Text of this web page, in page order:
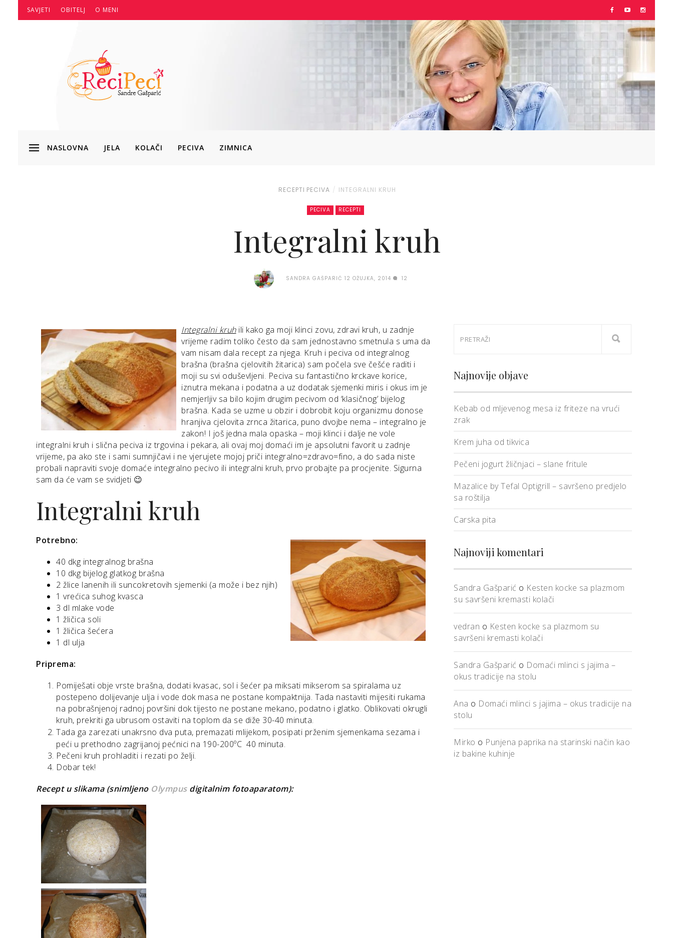
SAVJETI OBITELJ O MENI
NASLOVNA JELA KOLAČI PECIVA ZIMNICA
RECEPTI PECIVA INTEGRALNI KRUH
PECIVA RECEPTI
Integralni kruh
SANDRA GAŠPARIĆ 12 OŽUJKA, 2014 12
Integralni kruhili kako ga moji klinci zovu, zdravi kruh, u zadnje
vrijeme radim toliko često da sam jednostavno smetnula s uma da
vam nisam dala recept za njega. Kruh i peciva od integralnog
brašna (brašna cjelovitih žitarica) sam počela sve češće raditi i
moji su svi oduševljeni. Peciva su fantastično krckave korice,
iznutra mekana i podatna a uz dodatak sjemenki miris i okus im je
nemjerljiv sa bilo kojim drugim pecivom od ‘klasičnog’ bijelog
brašna. Kada se uzme u obzir i dobrobit koju organizmu donose
hranjiva cjelovita zrnca žitarica, puno dvojbe nema – integralno je
zakon! I još jedna mala opaska – moji klinci i dalje ne vole
integralni kruh i slična peciva iz trgovina i pekara, ali ovaj moj domaći im je apsolutni favorit u zadnje
vrijeme, pa ako ste i sami sumnjičavi i ne vjerujete mojoj priči integralno=zdravo=fino, a do sada niste
probali napraviti svoje domaće integralno pecivo ili integralni kruh, prvo probajte pa procjenite. Sigurna
sam da će vam se svidjeti 😉
Integralni kruh
Potrebno:
40 dkg integralnog brašna
10 dkg bijelog glatkog brašna
2 žlice lanenih ili suncokretovih sjemenki (a može i bez njih)
1 vrećica suhog kvasca
3 dl mlake vode
1 žličica soli
1 žličica šećera
1 dl ulja
Priprema:
Pomiješati obje vrste brašna, dodati kvasac, sol i šećer pa miksati mikserom sa spiralama uz
postepeno dolijevanje ulja i vode dok masa ne postane kompaktnija. Tada nastaviti mijesiti rukama
na pobrašnjenoj radnoj površini dok tijesto ne postane mekano, podatno i glatko. Oblikovati okrugli
kruh, prekriti ga ubrusom ostaviti na toplom da se diže 30-40 minuta.
Tada ga zarezati unakrsno dva puta, premazati mlijekom, posipati prženim sjemenkama sezama i
peći u prethodno zagrijanoj pećnici na 190-200ºC 40 minuta.
Pečeni kruh prohladiti i rezati po želji.
Dobar tek!
Recept u slikama (snimljeno Olympusdigitalnim fotoaparatom):
Najnovije objave
Kebab od mljevenog mesa iz friteze na vrući
zrak
Krem juha od tikvica
Pečeni jogurt žličnjaci – slane fritule
Mazalice by Tefal Optigrill – savršeno predjelo
sa roštilja
Carska pita
Najnoviji komentari
Sandra Gašparić o Kesten kocke sa plazmom
su savršeni kremasti kolači
vedran o Kesten kocke sa plazmom su
savršeni kremasti kolači
Sandra Gašparić o Domaći mlinci s jajima –
okus tradicije na stolu
Ana o Domaći mlinci s jajima – okus tradicije na
stolu
Mirko o Punjena paprika na starinski način kao
iz bakine kuhinje